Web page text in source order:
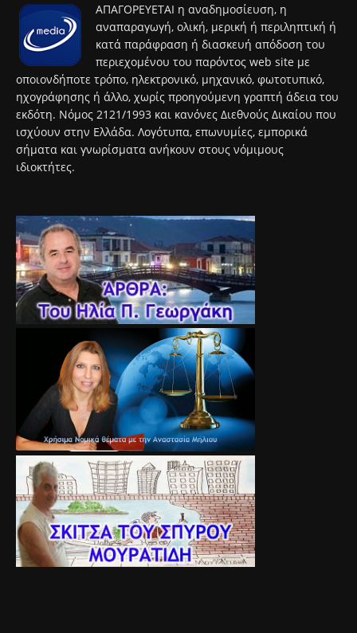
ΑΠΑΓΟΡΕΥΕΤΑΙ η αναδημοσίευση, η
αναπαραγωγή, ολική, μερική ή περιληπτική ή
κατά παράφραση ή διασκευή απόδοση του
περιεχομένου του παρόντος web site με
οποιονδήποτε τρόπο, ηλεκτρονικό, μηχανικό, φωτοτυπικό,
ηχογράφησης ή άλλο, χωρίς προηγούμενη γραπτή άδεια του
εκδότη. Νόμος 2121/1993 και κανόνες Διεθνούς Δικαίου που
ισχύουν στην Ελλάδα. Λογότυπα, επωνυμίες, εμπορικά
σήματα και γνωρίσματα ανήκουν στους νόμιμους
ιδιοκτήτες.